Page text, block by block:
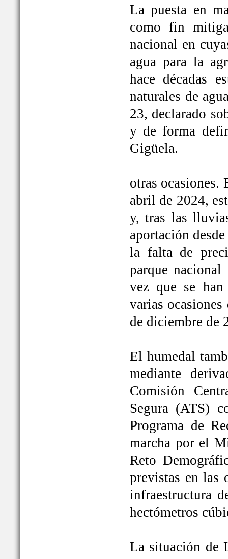
La puesta en
como fin
nacional en
agua para la
hace décadas
naturales de
23, declarado
y de forma
Gigüela.
otras ocasiones.
abril de 2024,
y, tras las
aportación
la falta de
parque
vez que se
varias
de diciembre de
El humedal
mediante
Comisión
Segura (ATS)
Programa de
marcha por el
Reto
previstas en las
infraestructura
hectómetros
La situación de